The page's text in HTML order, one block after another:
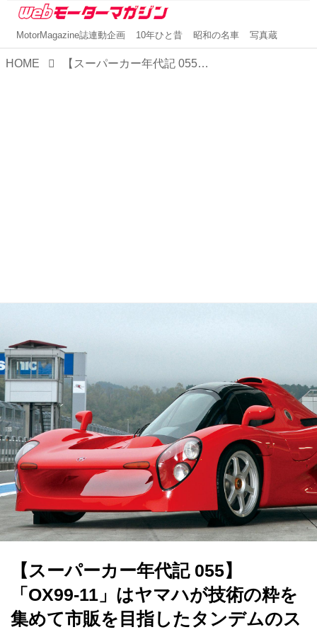
MotorMagazine誌連動企画 10年ひと昔 昭和の名車 写真蔵
HOME 【スーパーカー年代記 055】「OX99-11」はヤマハが技術の粋を集めて市販を目指したタンデムのスーパーカー
【スーパーカー年代記 055】
「OX99-11」はヤマハが技術の粋を
集めて市販を目指したタンデムのス